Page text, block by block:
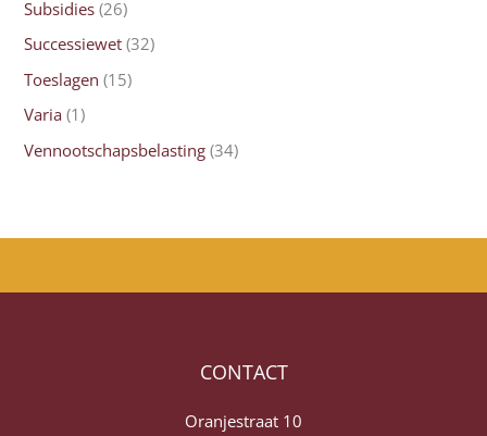
Subsidies (26)
Successiewet (32)
Toeslagen (15)
Varia (1)
Vennootschapsbelasting (34)
CONTACT
Oranjestraat 10